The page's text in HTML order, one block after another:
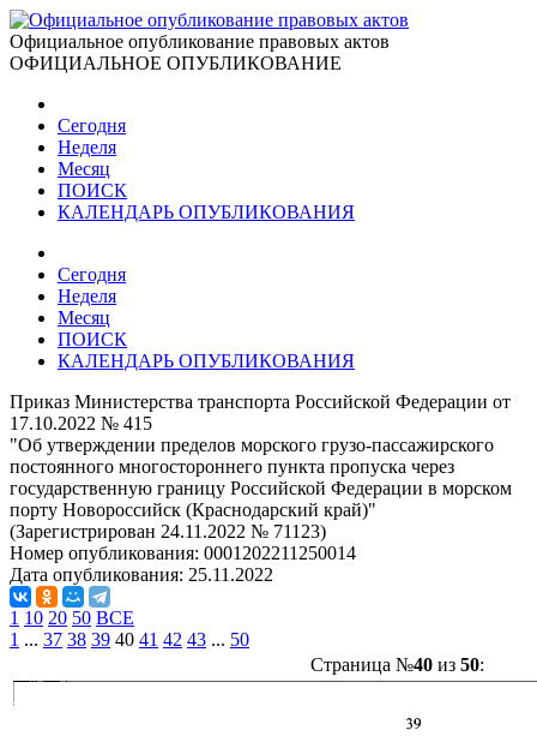
Официальное опубликование правовых актов
ОФИЦИАЛЬНОЕ ОПУБЛИКОВАНИЕ
Сегодня
Неделя
Месяц
ПОИСК
КАЛЕНДАРЬ ОПУБЛИКОВАНИЯ
Сегодня
Неделя
Месяц
ПОИСК
КАЛЕНДАРЬ ОПУБЛИКОВАНИЯ
Приказ Министерства транспорта Российской Федерации от
17.10.2022 № 415
"Об утверждении пределов морского грузо-пассажирского
постоянного многостороннего пункта пропуска через
государственную границу Российской Федерации в морском
порту Новороссийск (Краснодарский край)"
(Зарегистрирован 24.11.2022 № 71123)
Номер опубликования: 0001202211250014
Дата опубликования: 25.11.2022
1 10 20 50 ВСЕ
1 ... 37 38 39 40 41 42 43 ... 50
Страница №40из 50: